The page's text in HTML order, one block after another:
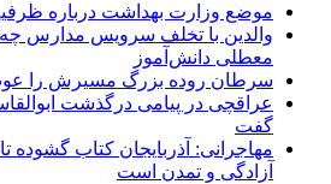
موضع وزارت بهداشت درباره ظرفیت
والدین با تخلف سرویس مدارس چه
معطلی دانش‌آموز
سرطان روده بزرگ مسیرش را
عراقچی در پیامی درگذشت
گفت
مهاجرانی: آذربایجان کتاب گشوده
آزادگی و تمدن است